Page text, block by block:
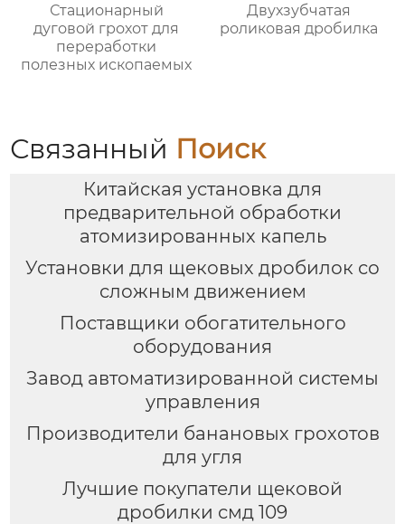
Стационарный
дуговой грохот для
переработки
полезных ископаемых
Двухзубчатая
роликовая дробилка
Связанный Поиск
Китайская установка для
предварительной обработки
атомизированных капель
Установки для щековых дробилок со
сложным движением
Поставщики обогатительного
оборудования
Завод автоматизированной системы
управления
Производители банановых грохотов
для угля
Лучшие покупатели щековой
дробилки смд 109